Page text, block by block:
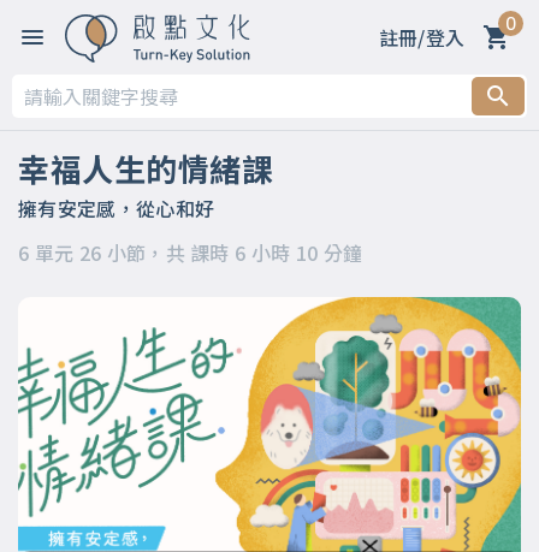
註冊/登入 0
幸福人生的情緒課
擁有安定感，從心和好
6 單元 26 小節，共 課時 6 小時 10 分鐘
第一章 幸福看的不是數字，而是素質
第二章 怎樣才算幸福？何謂心智化？
第三章 探索情緒海洋
第四章 到底該拿情緒怎麼辦？
第六章 幸福就是「然後呢？該怎麼辦？」變成「原來如此，我
懂了」